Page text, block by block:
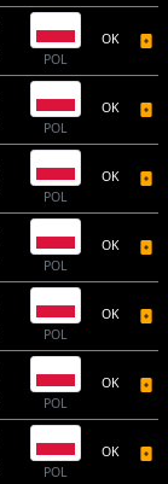
POL
OK
POL
OK
POL
OK
POL
OK
POL
OK
POL
OK
POL
OK